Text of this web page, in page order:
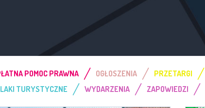
POMOC PRAWNA / OGŁOSZENIA / PRZETARGI /
TURYSTYCZNE / WYDARZENIA / ZAPOWIEDZI /